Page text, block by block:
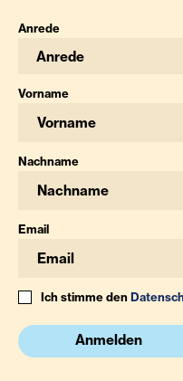
Anrede
Anrede
Vorname
Nachname
Email
Ich stimme den
Anmelden